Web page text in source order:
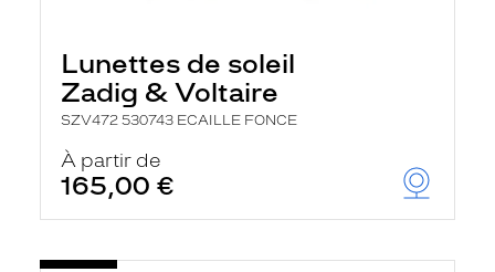
Lunettes de soleil
Zadig & Voltaire
SZV472 530743 ECAILLE FONCE
À partir de
165,00 €